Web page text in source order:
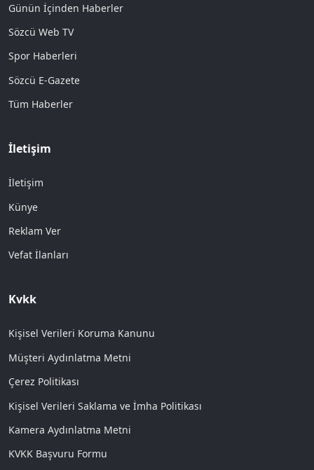
Günün İçinden Haberler
Sözcü Web TV
Spor Haberleri
Sözcü E-Gazete
Tüm Haberler
İletişim
İletişim
Künye
Reklam Ver
Vefat İlanları
Kvkk
Kişisel Verileri Koruma Kanunu
Müşteri Aydınlatma Metni
Çerez Politikası
Kişisel Verileri Saklama ve İmha Politikası
Kamera Aydınlatma Metni
KVKK Başvuru Formu